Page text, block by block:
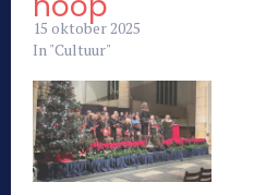
15 oktober 2025
In "Cultuur"